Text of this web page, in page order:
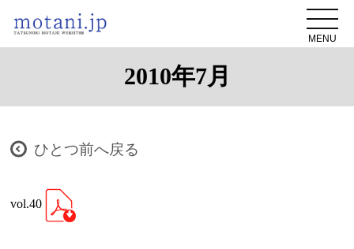
MENU
2010年7月
ひとつ前へ戻る
vol.40